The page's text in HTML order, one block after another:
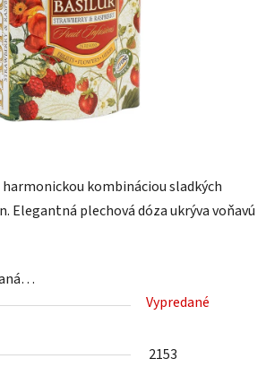
harmonickou kombináciou sladkých
Elegantná plechová dóza ukrýva voňavú
Vypredané
2153